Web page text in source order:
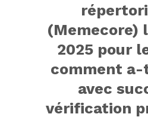
(Memecore)
2025 pour
comment
avec
vérification